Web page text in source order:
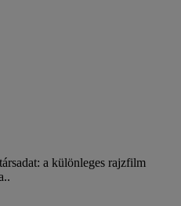
a különleges rajzfilm